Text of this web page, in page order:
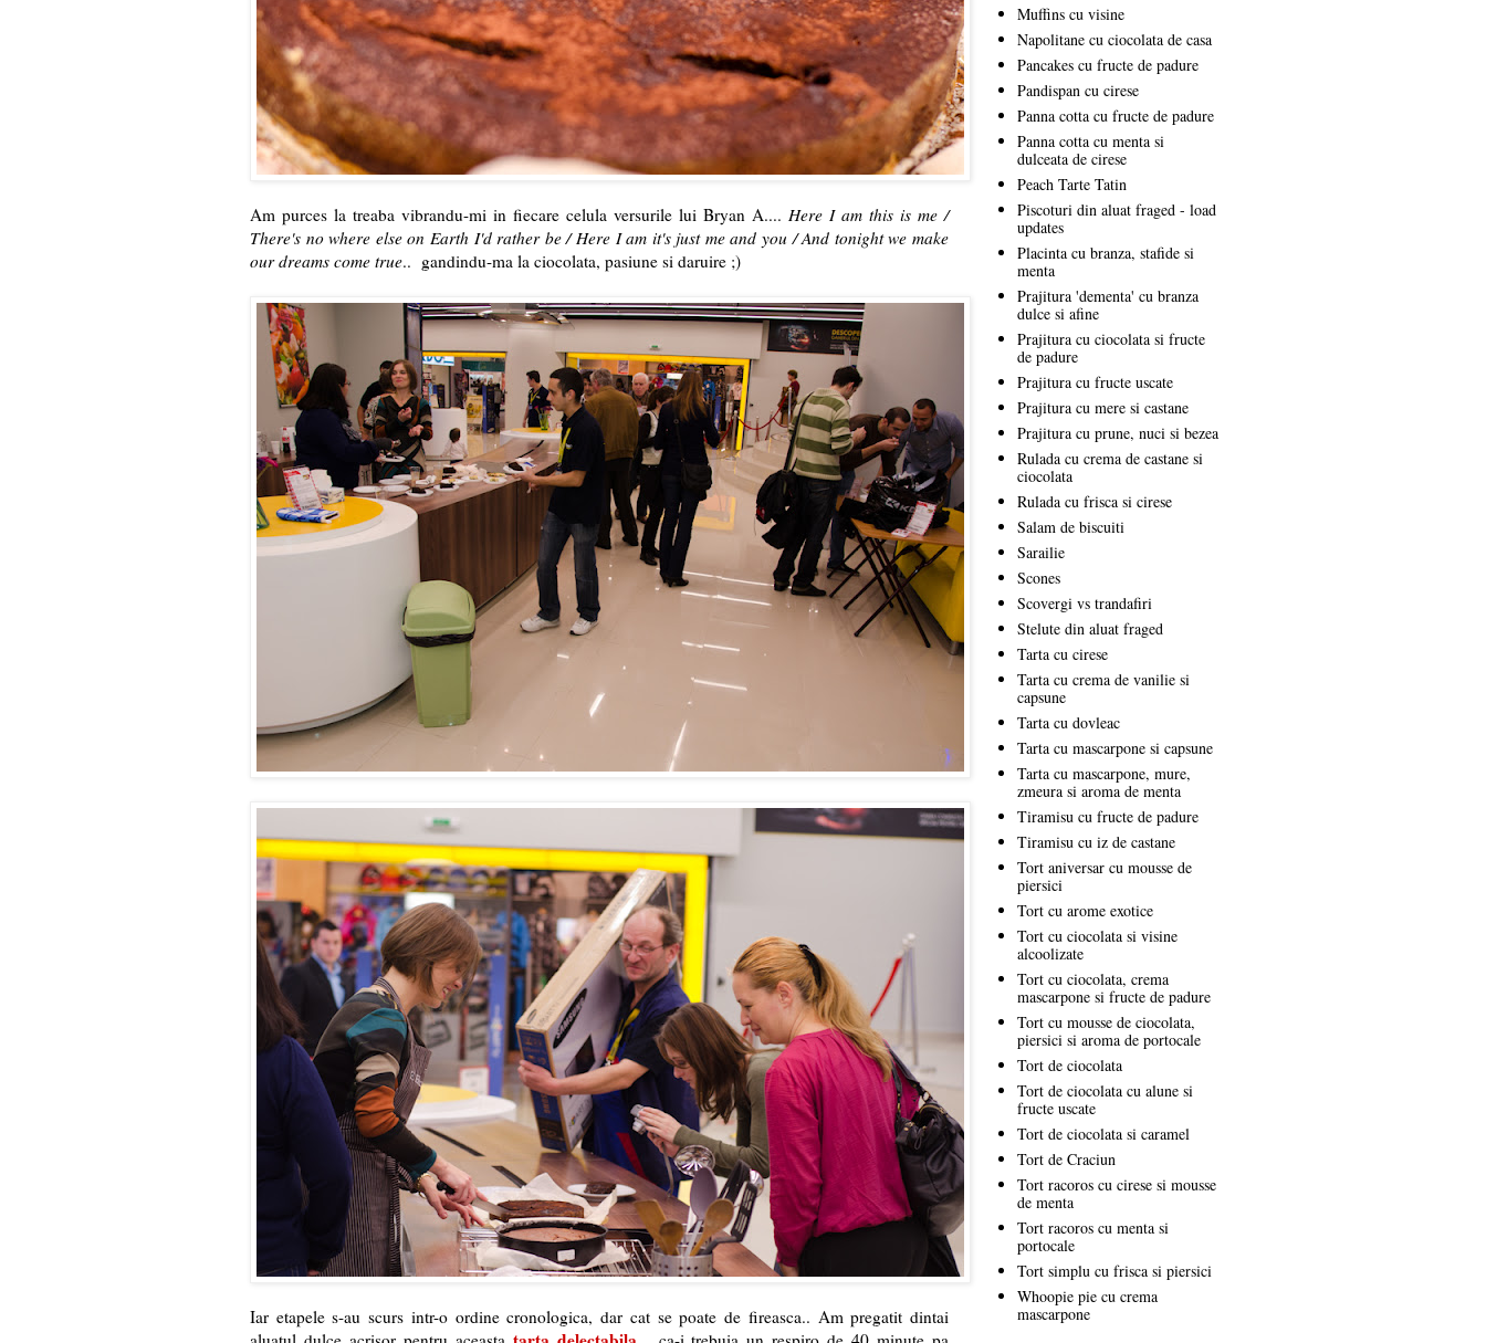
Am purces la treaba vibrandu-mi in fiecare celula versurile lui Bryan A.... Here I am this is me /
There's no where else on Earth I'd rather be / Here I am it's just me and you / And tonight we make
our dreams come true.. gandindu-ma la ciocolata, pasiune si daruire ;)
Iar etapele s-au scurs intr-o ordine cronologica, dar cat se poate de fireasca.. Am pregatit dintai
Muffins cu visine
Napolitane cu ciocolata de casa
Pancakes cu fructe de padure
Pandispan cu cirese
Panna cotta cu fructe de padure
Panna cotta cu menta si
dulceata de cirese
Peach Tarte Tatin
Piscoturi din aluat fraged - load
updates
Placinta cu branza, stafide si
menta
Prajitura 'dementa' cu branza
dulce si afine
Prajitura cu ciocolata si fructe
de padure
Prajitura cu fructe uscate
Prajitura cu mere si castane
Prajitura cu prune, nuci si bezea
Rulada cu crema de castane si
ciocolata
Rulada cu frisca si cirese
Salam de biscuiti
Sarailie
Scones
Scovergi vs trandafiri
Stelute din aluat fraged
Tarta cu cirese
Tarta cu crema de vanilie si
capsune
Tarta cu dovleac
Tarta cu mascarpone si capsune
Tarta cu mascarpone, mure,
zmeura si aroma de menta
Tiramisu cu fructe de padure
Tiramisu cu iz de castane
Tort aniversar cu mousse de
piersici
Tort cu arome exotice
Tort cu ciocolata si visine
alcoolizate
Tort cu ciocolata, crema
mascarpone si fructe de padure
Tort cu mousse de ciocolata,
piersici si aroma de portocale
Tort de ciocolata
Tort de ciocolata cu alune si
fructe uscate
Tort de ciocolata si caramel
Tort de Craciun
Tort racoros cu cirese si mousse
de menta
Tort racoros cu menta si
portocale
Tort simplu cu frisca si piersici
Whoopie pie cu crema
mascarpone